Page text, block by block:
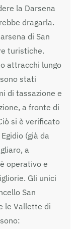
la Darsena
dragarla.
di San
turistiche.
attracchi lungo
stati
di tassazione e
a fronte di
si è verificato
(già da
a
operativo e
Gli unici
San
le Vallette di